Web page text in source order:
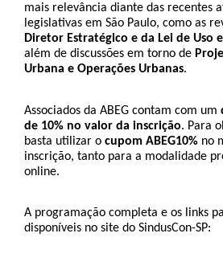
mais relevância diante das recentes
legislativas em São Paulo, como as
Diretor Estratégico e da Lei de Uso
além de discussões em torno de
Urbana e Operações Urbanas.
Associados da ABEG contam com um
de 10% no valor da inscrição. Para
basta utilizar o cupom ABEG10% no
inscrição, tanto para a modalidade
online.
A programação completa e os links
disponíveis no site do SindusCon-SP: